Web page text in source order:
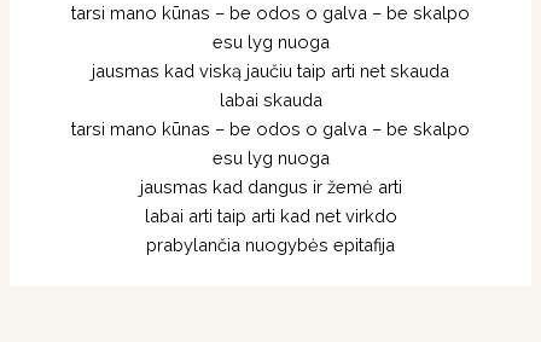
tarsi mano kūnas – be odos o galva – be skalpo
esu lyg nuoga
jausmas kad viską jaučiu taip arti net skauda
labai skauda
tarsi mano kūnas – be odos o galva – be skalpo
esu lyg nuoga
jausmas kad dangus ir žemė arti
labai arti taip arti kad net virkdo
prabylančia nuogybės epitafija